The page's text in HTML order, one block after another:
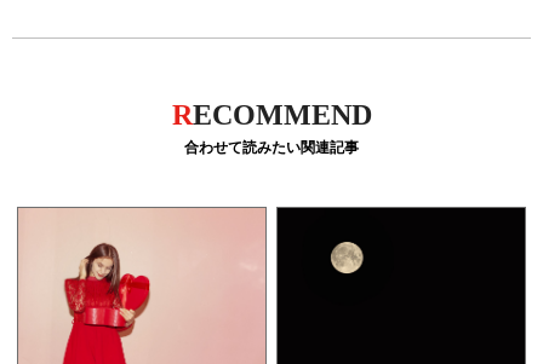
RECOMMEND
合わせて読みたい関連記事